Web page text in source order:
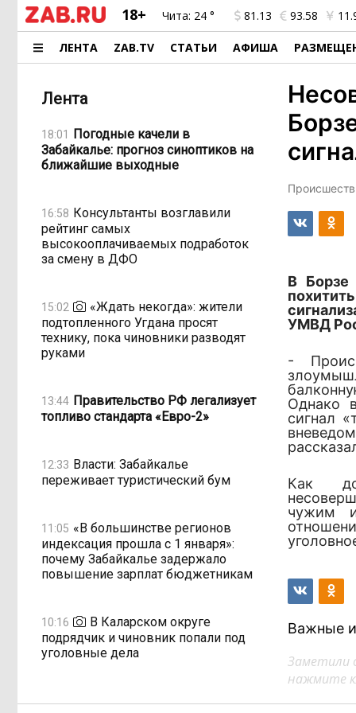
18+ Чита: 24 ° 81.13 93.58
ЛЕНТА ZAB.TV СТАТЬИ АФИША
Лента
18:01 Погодные качели в
Забайкалье: прогноз синоптиков на
ближайшие выходные
16:58 Консультанты возглавили
рейтинг самых
высокооплачиваемых подработок
за смену в ДФО
15:02
«Ждать некогда»: жители
подтопленного Угдана просят
технику, пока чиновники разводят
руками
13:44 Правительство РФ легализует
топливо стандарта «Евро-2»
12:33 Власти: Забайкалье
переживает туристический бум
11:05 «В большинстве регионов
индексация прошла с 1 января»:
почему Забайкалье задержало
повышение зарплат бюджетникам
10:16
В Каларском округе
подрядчик и чиновник попали под
уголовные дела
08:38 598 миллионов улетели в Омск:
В Борзе
УМВД
-
Однако
сигнал
Как
чужим
Важные
Заметили
нажмите